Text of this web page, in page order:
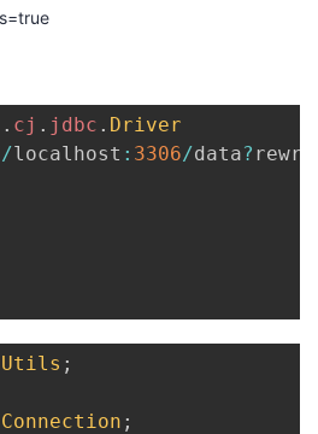
. cj . jdbc . Driver
/localhost : 3306/data?
;
Connection ;